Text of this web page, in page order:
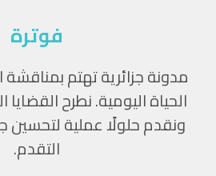
فوترة
مدونة جزائرية تهتم
الحياة اليومية. نطرح
ونقدم حلولًا عملية لتحسين
التقدم.